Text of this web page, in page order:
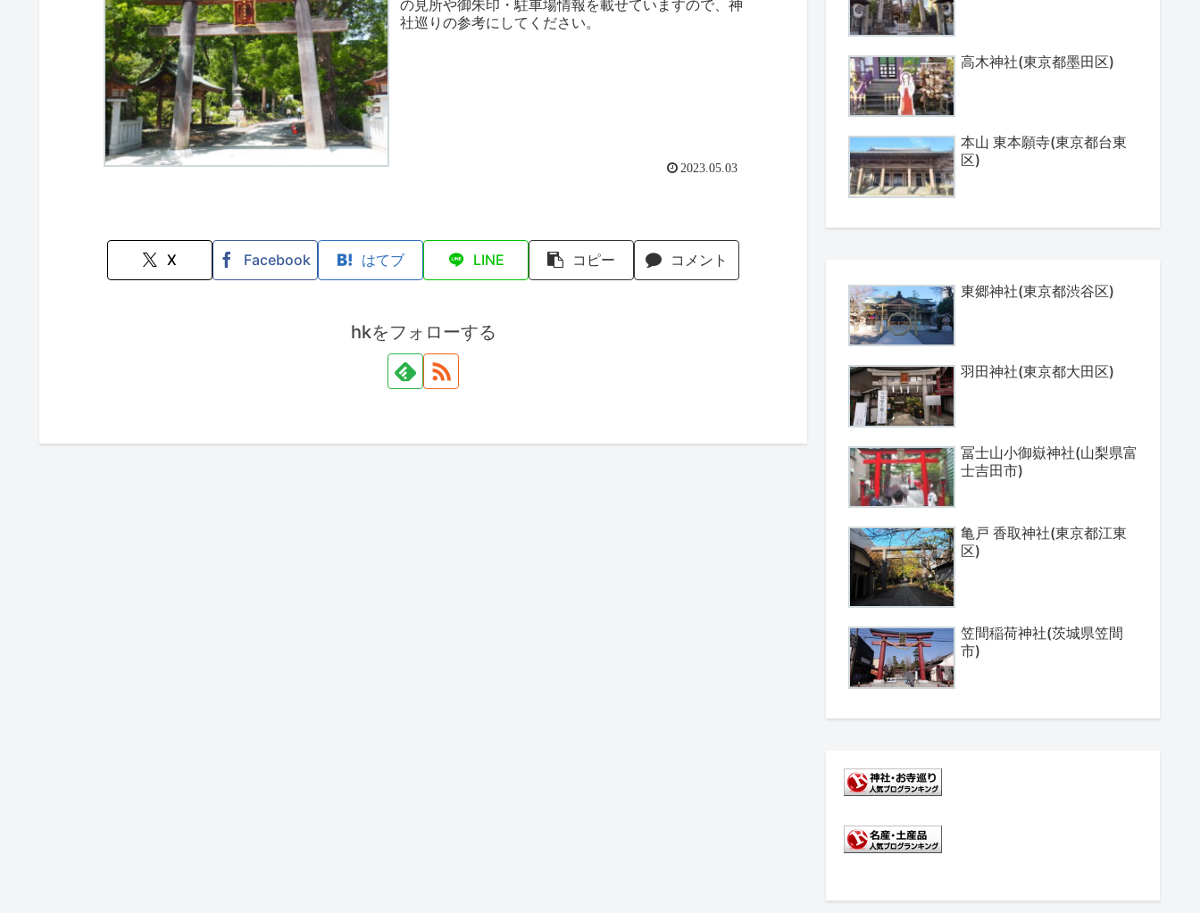
の見所や御朱印・駐車場情報を載せていますので、神
社巡りの参考にしてください。
2023.05.03
X Facebook はてブ LINE コピー コメント
hkをフォローする
高木神社(東京都墨田区)
本山 東本願寺(東京都台東
区)
東郷神社(東京都渋谷区)
羽田神社(東京都大田区)
冨士山小御嶽神社(山梨県富
士吉田市)
亀戸 香取神社(東京都江東
区)
笠間稲荷神社(茨城県笠間
市)